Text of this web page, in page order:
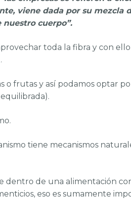
viene dada por su mezcla
cuerpo”.
toda la fibra y con
o frutas y así podamos optar
tiene mecanismos
dentro de una alimentación
eso es sumamente